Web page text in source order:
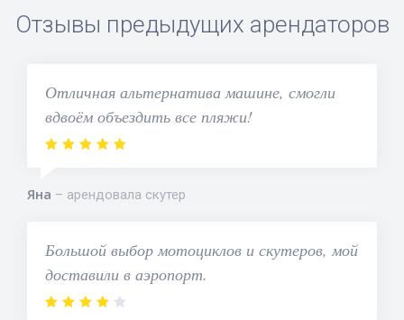
Отзывы предыдущих арендаторов
Отличная альтернатива машине, смогли
вдвоём объездить все пляжи!
Яна арендовала скутер
Большой выбор мотоциклов и скутеров, мой
доставили в аэропорт.